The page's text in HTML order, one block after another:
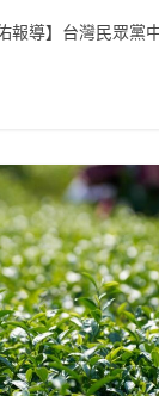
報導】台灣民眾黨